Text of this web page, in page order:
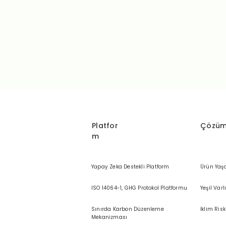
Platfor
m
Yapay Zeka Destekli Platform Ürün
ISO 14064-1, GHG Protokol Platformu Yeşil
Sınırda Karbon Düzenleme
Mekanizması
İklim